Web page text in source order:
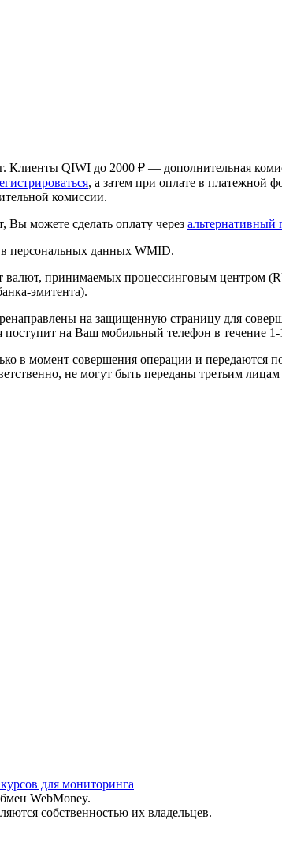
Клиенты QIWI до 2000 ₽ — дополнительная
, а затем при оплате в платежной
комиссии.
Вы можете сделать оплату через альтернативный
персональных данных WMID.
валют, принимаемых процессинговым центром
эмитента).
на защищенную страницу для
на Ваш мобильный телефон в течение 1-
в момент совершения операции и
не могут быть переданы третьим
для мониторинга
WebMoney.
собственностью их владельцев.